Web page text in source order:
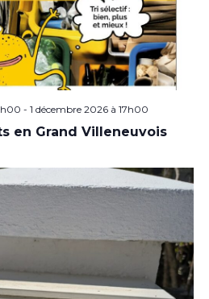
- 1 décembre 2026 à 17h00
en Grand Villeneuvois